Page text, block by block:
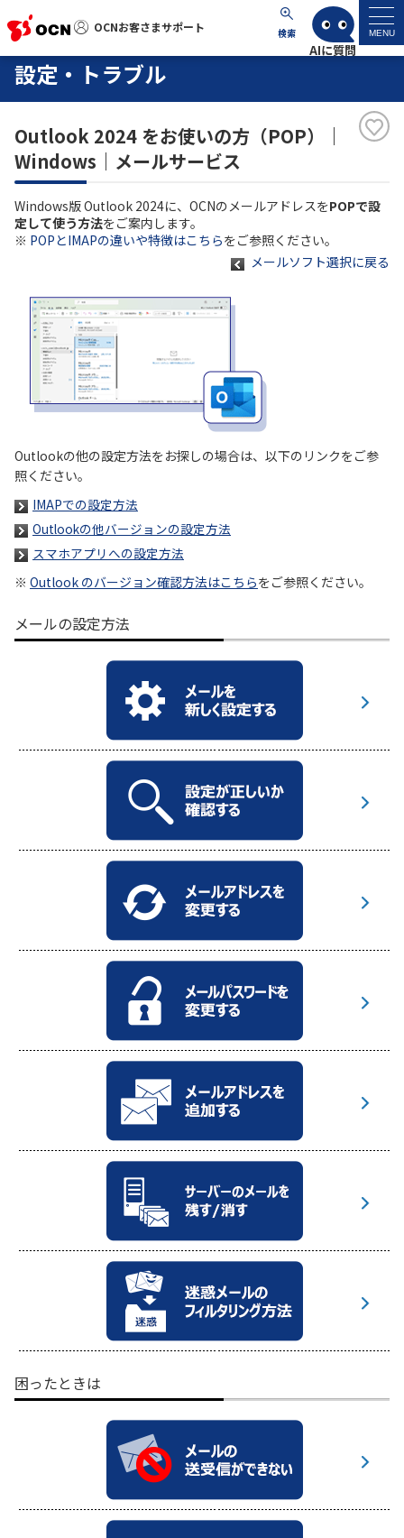
OCNお客さまサポート 検索 MENU
OCNお客さまサポート
サポートトップ
サービス名から探す
よくあるご質問
各種ダウンロード
お問い合わせ
お知らせ
NTTドコモビジネスのお客さ
まはこちら
設定・トラブル
Outlook 2024 をお使いの方（POP）｜
Windows｜メールサービス
Windows版 Outlook 2024に、OCNのメールアドレスをPOPで設
定して使う方法をご案内します。
※ POPとIMAPの違いや特徴はこちらをご参照ください。
メールソフト選択に戻る
Outlookの他の設定方法をお探しの場合は、以下のリンクをご参
照ください。
IMAPでの設定方法
Outlookの他バージョンの設定方法
スマホアプリへの設定方法
※ Outlook のバージョン確認方法はこちらをご参照ください。
メールの設定方法
困ったときは